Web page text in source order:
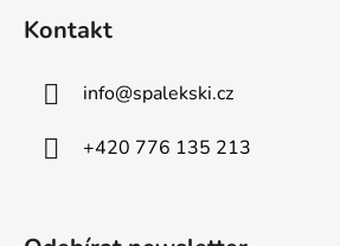
Kontakt
info@spalekski.cz
+420 776 135 213